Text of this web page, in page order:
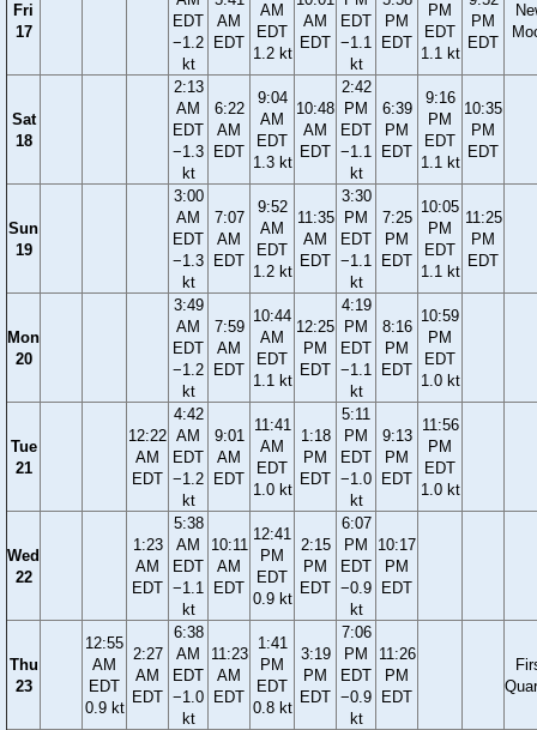
Fri
17
EDT
−1.2
kt
AM
EDT
AM
EDT
1.2 kt
AM
EDT
EDT
−1.1
kt
PM
EDT
PM
EDT
1.1 kt
PM
EDT
Sat
18
2:13
AM
EDT
−1.3
kt
6:22
AM
EDT
9:04
AM
EDT
1.3 kt
10:48
AM
EDT
2:42
PM
EDT
−1.1
kt
6:39
PM
EDT
9:16
PM
EDT
1.1 kt
10:35
PM
EDT
Sun
19
3:00
AM
EDT
−1.3
kt
7:07
AM
EDT
9:52
AM
EDT
1.2 kt
11:35
AM
EDT
3:30
PM
EDT
−1.1
kt
7:25
PM
EDT
10:05
PM
EDT
1.1 kt
11:25
PM
EDT
Mon
20
3:49
AM
EDT
−1.2
kt
7:59
AM
EDT
10:44
AM
EDT
1.1 kt
12:25
PM
EDT
4:19
PM
EDT
−1.1
kt
8:16
PM
EDT
10:59
PM
EDT
1.0 kt
Tue
21
12:22
AM
EDT
4:42
AM
EDT
−1.2
kt
9:01
AM
EDT
11:41
AM
EDT
1.0 kt
1:18
PM
EDT
5:11
PM
EDT
−1.0
kt
9:13
PM
EDT
11:56
PM
EDT
1.0 kt
Wed
22
1:23
AM
EDT
5:38
AM
EDT
−1.1
kt
10:11
AM
EDT
12:41
PM
EDT
0.9 kt
2:15
PM
EDT
6:07
PM
EDT
−0.9
kt
10:17
PM
EDT
Thu
23
12:55
AM
EDT
0.9 kt
2:27
AM
EDT
6:38
AM
EDT
−1.0
kt
11:23
AM
EDT
1:41
PM
EDT
0.8 kt
3:19
PM
EDT
7:06
PM
EDT
−0.9
kt
11:26
PM
EDT